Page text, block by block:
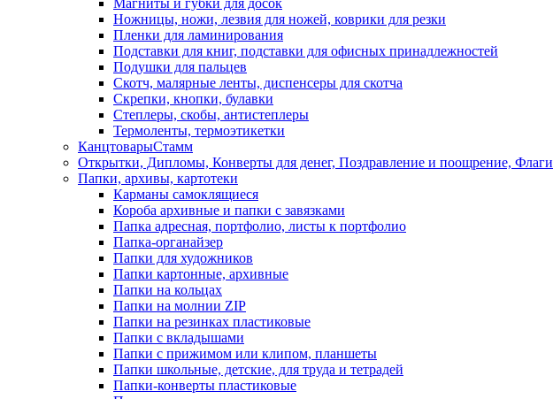
Магниты и губки для досок
Ножницы, ножи, лезвия для ножей, коврики для резки
Пленки для ламинирования
Подставки для книг, подставки для офисных принадлежностей
Подушки для пальцев
Скотч, малярные ленты, диспенсеры для скотча
Скрепки, кнопки, булавки
Степлеры, скобы, антистеплеры
Термоленты, термоэтикетки
КанцтоварыСтамм
Открытки, Дипломы, Конверты для денег, Поздравление и поощрение, Флаги
Папки, архивы, картотеки
Карманы самоклящиеся
Короба архивные и папки с завязками
Папка адресная, портфолио, листы к портфолио
Папка-органайзер
Папки для художников
Папки картонные, архивные
Папки на кольцах
Папки на молнии ZIP
Папки на резинках пластиковые
Папки с вкладышами
Папки с прижимом или клипом, планшеты
Папки школьные, детские, для труда и тетрадей
Папки-конверты пластиковые